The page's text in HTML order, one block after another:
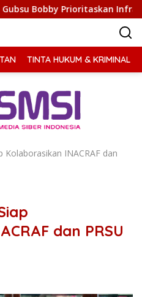
Infrastruktur Nias
TINTA HUKUM & KRIMINAL
Kolaborasikan INACRAF dan
dan PRSU